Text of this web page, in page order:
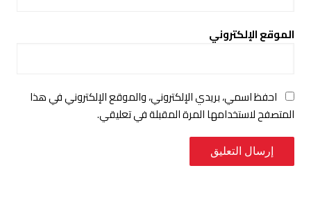
الموقع الإلكتروني
احفظ اسمي، بريدي الإلكتروني، والموقع الإلكتروني في هذا
المتصفح لاستخدامها المرة المقبلة في تعليقي.